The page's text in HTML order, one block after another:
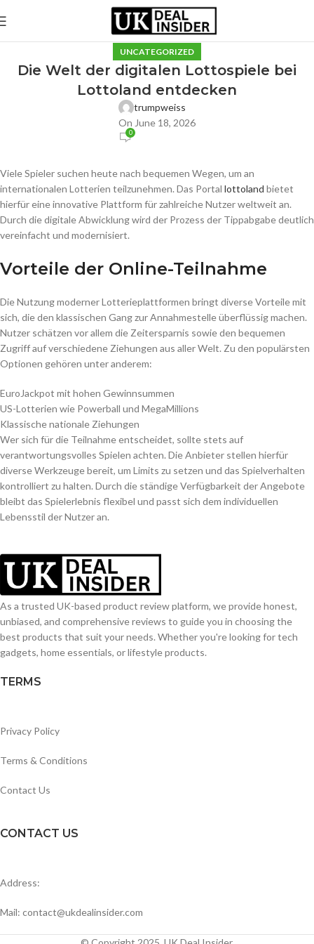
UNCATEGORIZED
Die Welt der digitalen Lottospiele bei
Lottoland entdecken
trumpweiss
On June 18, 2026
0
Viele Spieler suchen heute nach bequemen Wegen, um an
internationalen Lotterien teilzunehmen. Das Portal lottoland bietet
hierfür eine innovative Plattform für zahlreiche Nutzer weltweit an.
Durch die digitale Abwicklung wird der Prozess der Tippabgabe deutlich
vereinfacht und modernisiert.
Vorteile der Online-Teilnahme
Die Nutzung moderner Lotterieplattformen bringt diverse Vorteile mit
sich, die den klassischen Gang zur Annahmestelle überflüssig machen.
Nutzer schätzen vor allem die Zeitersparnis sowie den bequemen
Zugriff auf verschiedene Ziehungen aus aller Welt. Zu den populärsten
Optionen gehören unter anderem:
EuroJackpot mit hohen Gewinnsummen
US-Lotterien wie Powerball und MegaMillions
Klassische nationale Ziehungen
Wer sich für die Teilnahme entscheidet, sollte stets auf
verantwortungsvolles Spielen achten. Die Anbieter stellen hierfür
diverse Werkzeuge bereit, um Limits zu setzen und das Spielverhalten
kontrolliert zu halten. Durch die ständige Verfügbarkeit der Angebote
bleibt das Spielerlebnis flexibel und passt sich dem individuellen
Lebensstil der Nutzer an.
As a trusted UK-based product review platform, we provide honest,
unbiased, and comprehensive reviews to guide you in choosing the
best products that suit your needs. Whether you're looking for tech
gadgets, home essentials, or lifestyle products.
TERMS
Privacy Policy
Terms & Conditions
Contact Us
CONTACT US
Address:
Mail: contact@ukdealinsider.com